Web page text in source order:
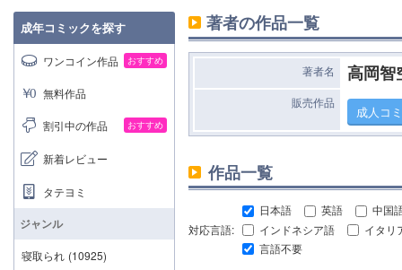
著者の作品一覧
著者名 高岡智
販売作品
成人コ
作品一覧
対応言語:
日本語 英語
中国
インドネシア語
イタリ
言語不要
成年コミックを探す
ワンコイン作品 おすすめ
無料作品
割引中の作品 おすすめ
新着レビュー
タテヨミ
ジャンル
寝取られ (10925)